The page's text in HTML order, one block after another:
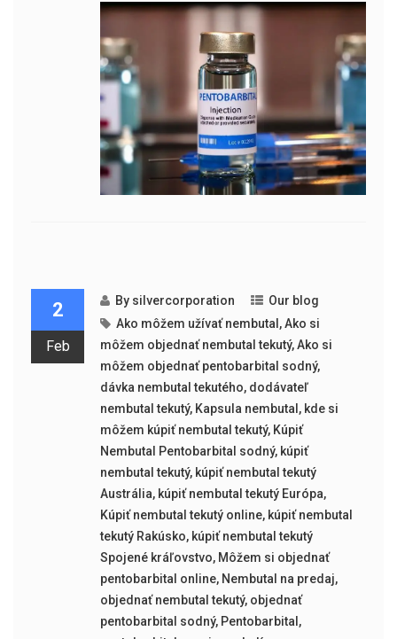
2
Feb
By silvercorporation
Our blog
Ako môžem užívať nembutal ,Ako si
môžem objednať nembutal tekutý,Ako si
môžem objednať pentobarbital sodný,
dávka nembutal tekutého, dodávateľ
nembutal tekutý, Kapsula nembutal , kde si
môžem kúpiť nembutal tekutý, Kúpiť
Nembutal Pentobarbital sodný, kúpiť
nembutal tekutý, kúpiť nembutal tekutý
Austrália, kúpiť nembutal tekutý Európa,
Kúpiť nembutal tekutý online, kúpiť nembutal
tekutý Rakúsko, kúpiť nembutal tekutý
Spojené kráľovstvo, Môžem si objednať
pentobarbital online, Nembutal na predaj,
objednať nembutal tekutý, objednať
pentobarbital sodný, Pentobarbital ,